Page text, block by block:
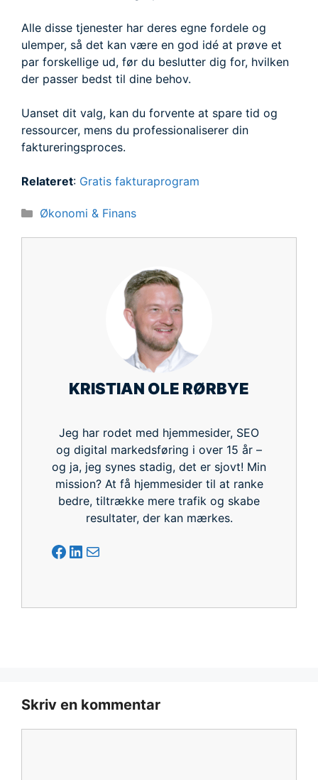
Alle disse tjenester har deres egne fordele og
ulemper, så det kan være en god idé at prøve et
par forskellige ud, før du beslutter dig for, hvilken
der passer bedst til dine behov.
Uanset dit valg, kan du forvente at spare tid og
ressourcer, mens du professionaliserer din
faktureringsproces.
Relateret: Gratis fakturaprogram
Kategorier
Økonomi & Finans
KRISTIAN OLE RØRBYE
Jeg har rodet med hjemmesider, SEO
og digital markedsføring i over 15 år –
og ja, jeg synes stadig, det er sjovt! Min
mission? At få hjemmesider til at ranke
bedre, tiltrække mere trafik og skabe
resultater, der kan mærkes.
Facebook
LinkedIn
Mail
Skriv en kommentar